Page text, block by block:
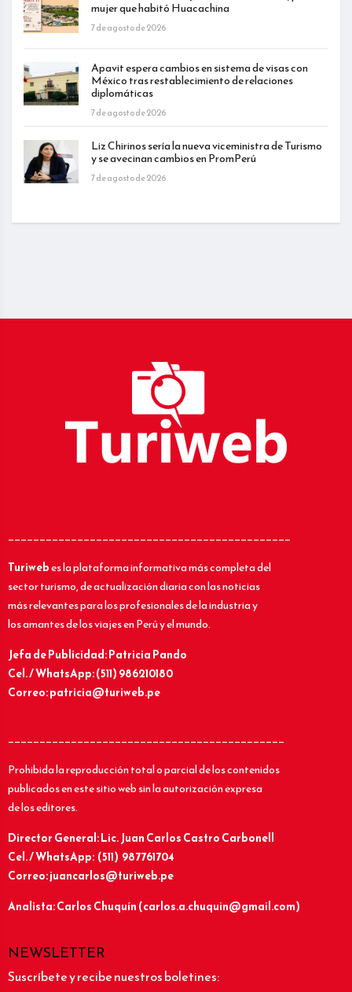
mujer que habitó Huacachina
7 de agosto de 2026
Apavit espera cambios en sistema de visas con
México tras restablecimiento de relaciones
diplomáticas
7 de agosto de 2026
Liz Chirinos sería la nueva viceministra de Turismo
y se avecinan cambios en PromPerú
7 de agosto de 2026
_____________________________________________
Turiwebes la plataforma informativa más completa del
sector turismo, de actualización diaria con las noticias
más relevantes para los profesionales de la industria y
los amantes de los viajes en Perú y el mundo.
Jefa de Publicidad: Patricia Pando
Cel. / WhatsApp: (511) 986210180
Correo: patricia@turiweb.pe
____________________________________________
Prohibida la reproducción total o parcial de los contenidos
publicados en este sitio web sin la autorización expresa
de los editores.
Director General: Lic.Juan Carlos Castro Carbonell
Cel. / WhatsApp: (511) 987761704
Correo: juancarlos@turiweb.pe
Analista: Carlos Chuquín (carlos.a.chuquin@gmail.com)
NEWSLETTER
Suscríbete y recibe nuestros boletines: